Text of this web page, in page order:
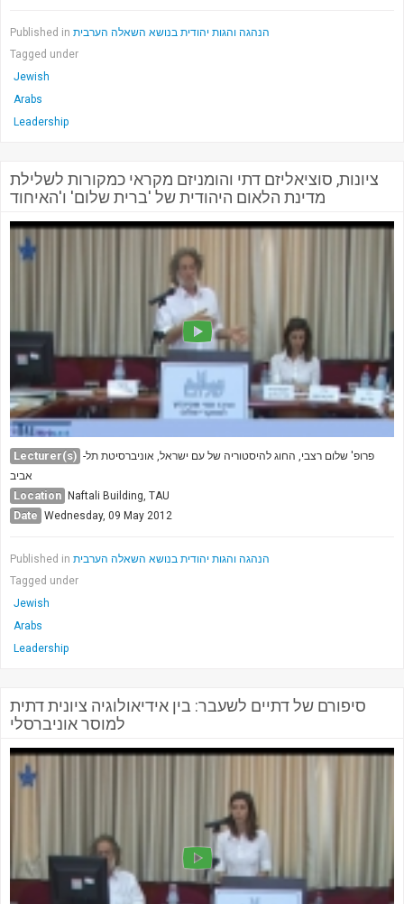
Published in הנהגה והגות יהודית בנושא השאלה הערבית
Tagged under
Jewish
Arabs
Leadership
ציונות, סוציאליזם דתי והומניזם מקראי כמקורות לשלילת
מדינת הלאום היהודית של 'ברית שלום' ו'האיחוד
Lecturer(s) פרופ' שלום רצבי, החוג להיסטוריה של עם ישראל, אוניברסיטת תל-
אביב
Location Naftali Building, TAU
Date Wednesday, 09 May 2012
Published in הנהגה והגות יהודית בנושא השאלה הערבית
Tagged under
Jewish
Arabs
Leadership
סיפורם של דתיים לשעבר: בין אידיאולוגיה ציונית דתית
למוסר אוניברסלי